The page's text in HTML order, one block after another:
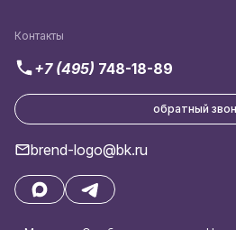
Контакты
+7 (495) 748-18-89
обратный
brend-logo@bk.ru